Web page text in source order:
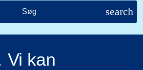
Søg search
kan